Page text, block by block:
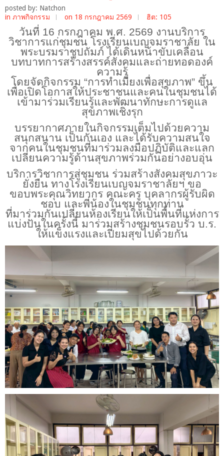
posted by: Natchon
in ภาพกิจกรรม on 18 กรกฎาคม 2569 ฮิต: 105
วันที่ 16 กรกฎาคม พ.ศ. 2569 งานบริการ
วิชาการแก่ชุมชน โรงเรียนเบญจมราชาลัย ใน
พระบรมราชูปถัมภ์ ได้เดินหน้าขับเคลื่อน
บทบาทการสร้างสรรค์สังคมและถ่ายทอดองค์
ความรู้
โดยจัดกิจกรรม “การทำเมี่ยงเพื่อสุขภาพ” ขึ้น
เพื่อเปิดโอกาสให้ประชาชนและคนในชุมชนได้
เข้ามาร่วมเรียนรู้และพัฒนาทักษะการดูแล
สุขภาพเชิงรุก
บรรยากาศภายในกิจกรรมเต็มไปด้วยความ
สนุกสนาน เป็นกันเอง และได้รับความสนใจ
จากคนในชุมชนที่มาร่วมลงมือปฏิบัติและแลก
เปลี่ยนความรู้ด้านสุขภาพร่วมกันอย่างอบอุ่น
บริการวิชาการสู่ชุมชน ร่วมสร้างสังคมสุขภาวะ
ยั่งยืน ทางโรงเรียนเบญจมราชาลัยฯ ขอ
ขอบพระคุณวิทยากร คณะครู บุคลากรผู้รับผิด
ชอบ และพี่น้องในชุมชนทุกท่าน
ที่มาร่วมกันเปลี่ยนห้องเรียนให้เป็นพื้นที่แห่งการ
แบ่งปันในครั้งนี้ มาร่วมสร้างชุมชนรอบรั้ว บ.ร.
ให้แข็งแรงและเปี่ยมสุขไปด้วยกัน